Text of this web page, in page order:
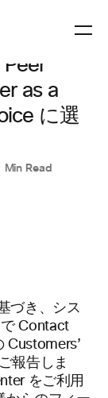
as a
に選
Min Read
づき、シス
Contact
Customers’
報告しま
をご利用